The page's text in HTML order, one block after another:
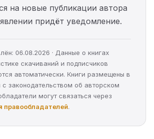
на новые публикации автора
придёт уведомление.
06.08.2026 · Данные о книгах
скачиваний и подписчиков
автоматически. Книги размещены в
с законодательством об авторском
могут связаться через
правообладателей.